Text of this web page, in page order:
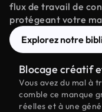
flux de travail de
protégeant votre
Explorez notre
Blocage créatif
Vous avez du mal à
comble ce manque
réelles et à une